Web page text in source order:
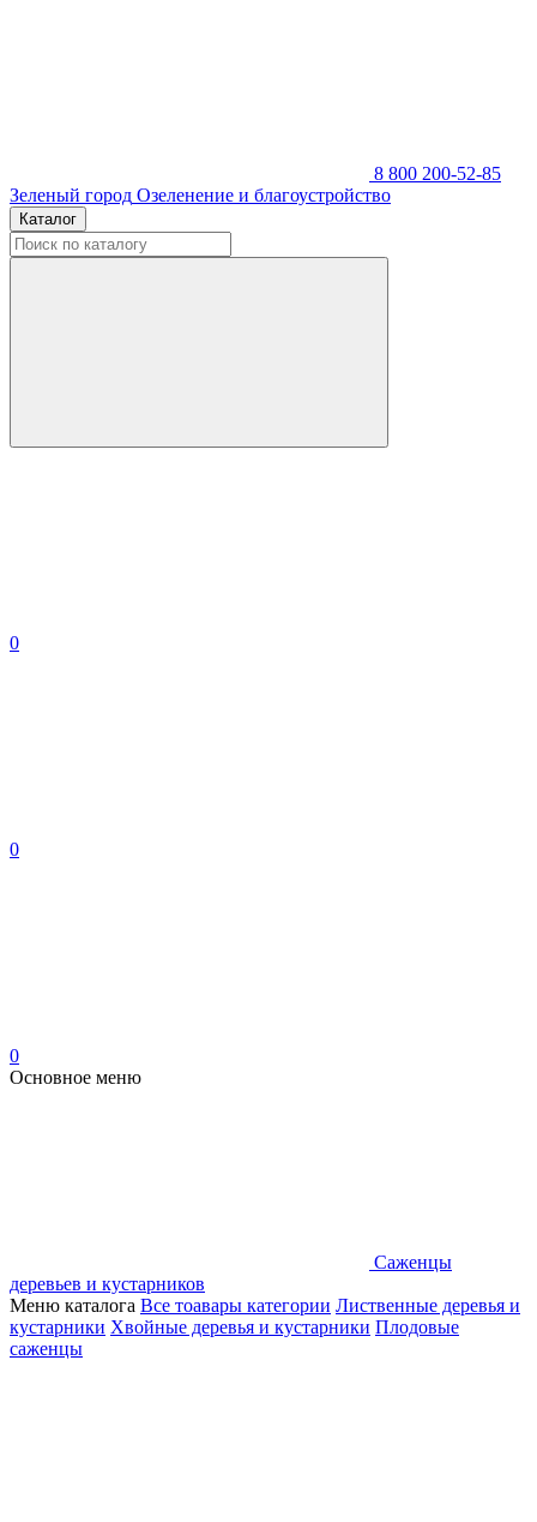
8 800 200-52-85
Зеленый город Озеленение и благоустройство
Каталог
0
0
0
Основное меню
Саженцы
деревьев и кустарников
Меню каталога Все тоавары категории Лиственные деревья и
кустарники Хвойные деревья и кустарники Плодовые
саженцы